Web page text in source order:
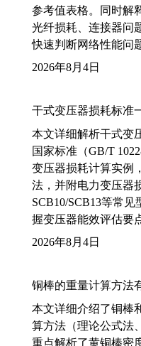
参考值表格。同时解
光纤损耗、连接器问
快速判断网络性能问
2026年8月4日
干式变压器损耗标准
本文详细解析干式变
国家标准（GB/T
变压器损耗计算实例
法，并附电力变压器
SCB10/SCB13等常
握变压器能效评估要
2026年8月4日
铜棒的重量计算方法
本文详细介绍了铜棒
算方法（理论公式法
重点解析了黄铜棒密